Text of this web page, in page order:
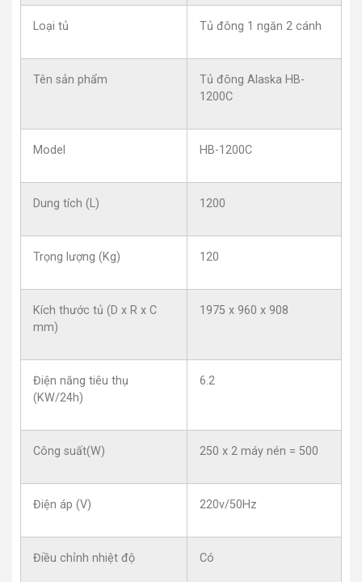
Loại tủ Tủ đông 1 ngăn 2 cánh
Tên sản phẩm
Tủ đông Alaska HB-
1200C
Model HB-1200C
Dung tích (L) 1200
Trọng lượng (Kg) 120
Kích thước tủ (D x R x C
mm)
1975 x 960 x 908
Điện năng tiêu thụ
(KW/24h)
6.2
Công suất(W) 250 x 2 máy nén = 500
Điện áp (V) 220v/50Hz
Điều chỉnh nhiệt độ Có